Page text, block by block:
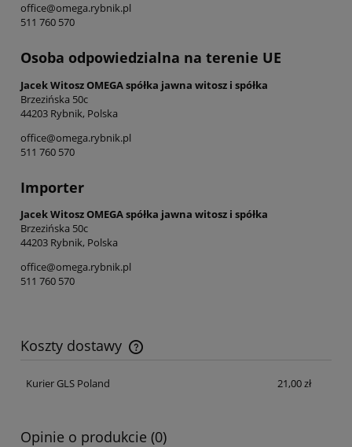
office@omega.rybnik.pl
511 760 570
Osoba odpowiedzialna na terenie UE
Jacek Witosz OMEGA spółka jawna witosz i spółka
Brzezińska 50c
44203 Rybnik, Polska
office@omega.rybnik.pl
511 760 570
Importer
Jacek Witosz OMEGA spółka jawna witosz i spółka
Brzezińska 50c
44203 Rybnik, Polska
office@omega.rybnik.pl
511 760 570
Koszty dostawy
Cena nie zawiera ewentualnych kosztów płatności
Kurier GLS Poland
21,00 zł
Opinie o produkcie (0)